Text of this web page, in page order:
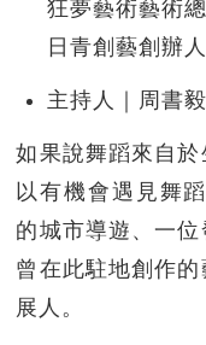
狂夢藝術藝術
日青創藝創辦
主持人｜周書毅
如果說舞蹈來自
以有機會遇見舞
的城市導遊、一
曾在此駐地創作
展人。